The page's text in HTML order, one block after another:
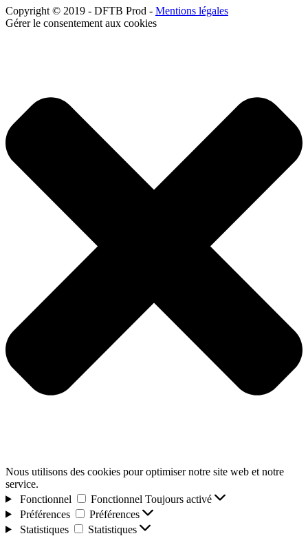
Copyright © 2019 - DFTB Prod - Mentions légales
Gérer le consentement aux cookies
Nous utilisons des cookies pour optimiser notre site web et notre
service.
Fonctionnel
Fonctionnel Toujours activé
Préférences
Préférences
Statistiques
Statistiques